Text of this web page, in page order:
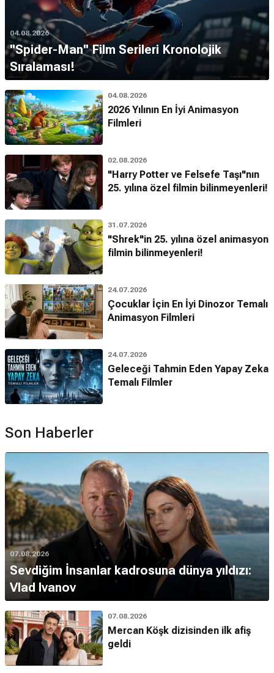
04.08.2026
''Spider-Man'' Film Serileri Kronolojik
Sıralaması!
04.08.2026
2026 Yılının En İyi Animasyon
Filmleri
02.08.2026
"Harry Potter ve Felsefe Taşı"nın
25. yılına özel filmin bilinmeyenleri!
31.07.2026
"Shrek"in 25. yılına özel animasyon
filmin bilinmeyenleri!
24.07.2026
Çocuklar İçin En İyi Dinozor Temalı
Animasyon Filmleri
24.07.2026
Geleceği Tahmin Eden Yapay Zeka
Temalı Filmler
Son Haberler
07.08.2026
Sevdiğim İnsanlar kadrosuna dünya yıldızı:
Vlad Ivanov
07.08.2026
Mercan Köşk dizisinden ilk afiş
geldi